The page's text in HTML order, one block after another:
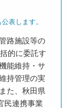
表します。
路施設等の
的に委託す
能維持・サ
持管理の実
た、秋田県
民連携事業